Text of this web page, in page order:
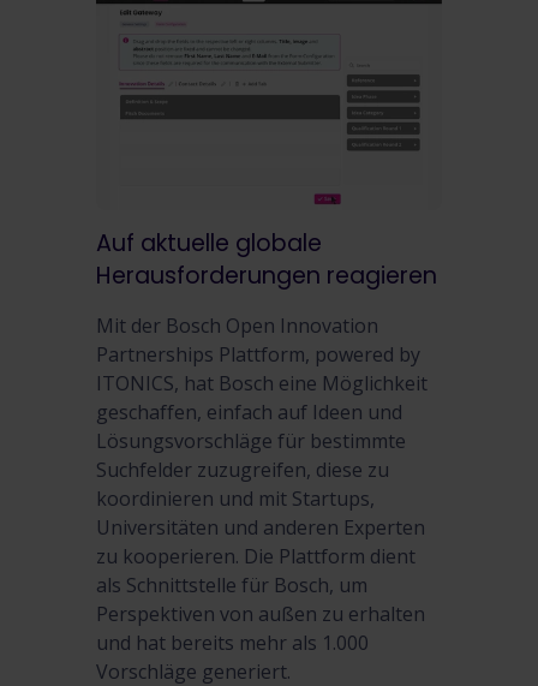
Auf aktuelle globale
Herausforderungen reagieren
Mit der Bosch Open Innovation
Partnerships Plattform, powered by
ITONICS, hat Bosch eine Möglichkeit
geschaffen, einfach auf Ideen und
Lösungsvorschläge für bestimmte
Suchfelder zuzugreifen, diese zu
koordinieren und mit Startups,
Universitäten und anderen Experten
zu kooperieren. Die Plattform dient
als Schnittstelle für Bosch, um
Perspektiven von außen zu erhalten
und hat bereits mehr als 1.000
Vorschläge generiert.